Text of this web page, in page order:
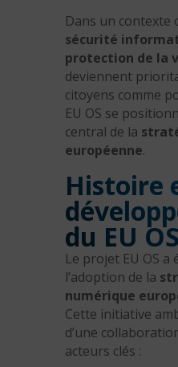
Dans un contexte
sécurité
protection de la
deviennent
citoyens comme
EU OS se
central de la
européenne.
Histoire
du EU OS
Le projet EU OS a
l’adoption de la
numérique
Cette initiative
d’une
acteurs clés :